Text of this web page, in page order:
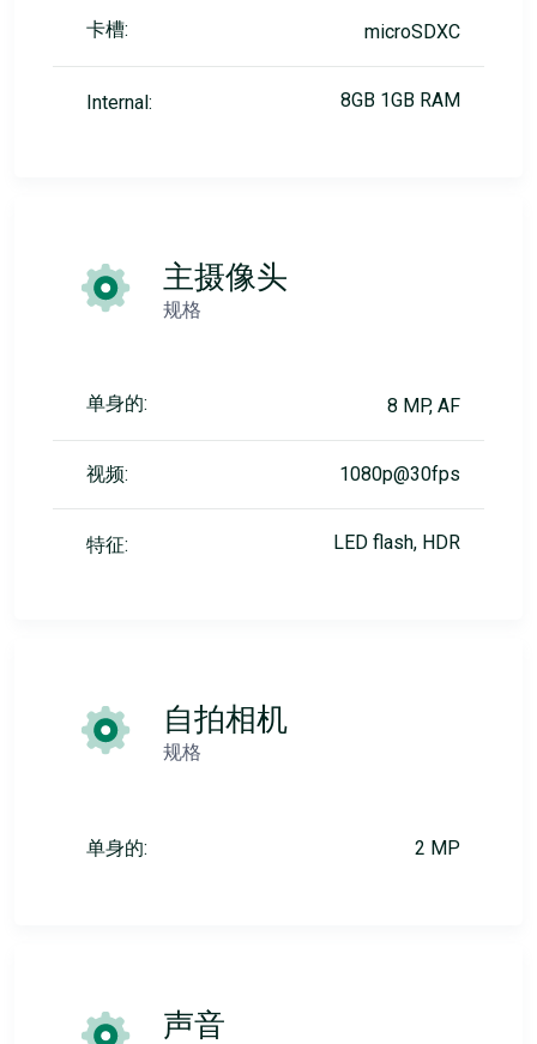
卡槽: microSDXC
Internal: 8GB 1GB RAM
主摄像头
规格
单身的: 8 MP, AF
视频: 1080p@30fps
特征: LED flash, HDR
自拍相机
规格
单身的: 2 MP
声音